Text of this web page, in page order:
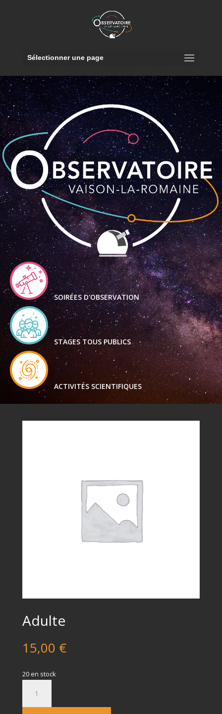
Sélectionner une page
SOIRÉES D'OBSERVATION
STAGES TOUS PUBLICS
ACTIVITÉS SCIENTIFIQUES
Adulte
15,00 €
20 en stock
Adulte